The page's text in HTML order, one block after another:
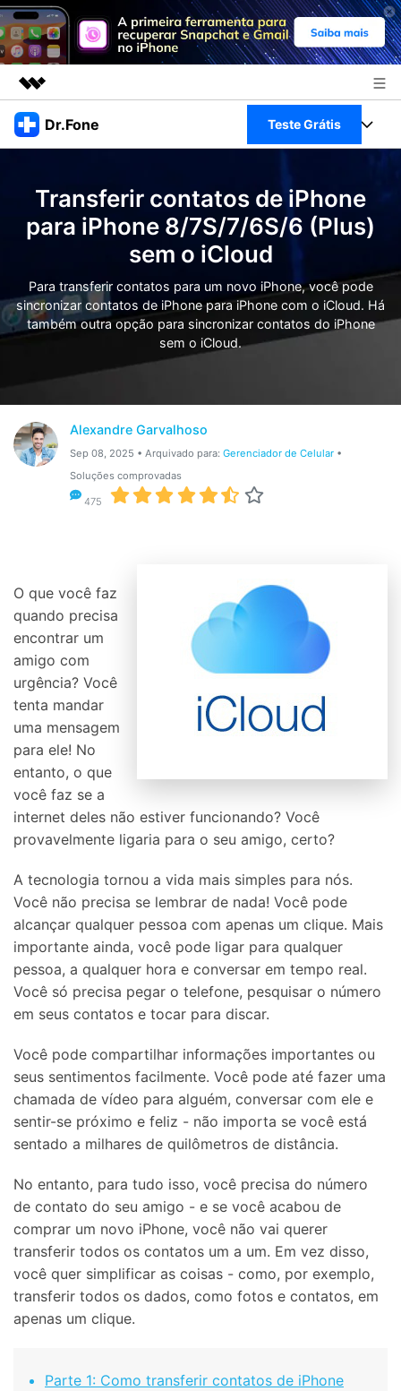
Produtos em destaque
Visão geral
Soluções
Sobre nós
Loja
Dr.Fone Teste Grátis
Veja Toolkit Completo >
Productos
Para Celular
Ver Todos Os Aplicativos
Ações rápidas
Recursos
Transferir Dados
Gerenciador de dados
Reparar Celular
Proteção do celular
Transferir contatos de iPhone
para iPhone 8/7S/7/6S/6 (Plus)
sem o iCloud
Para transferir contatos para um novo iPhone, você pode
sincronizar contatos de iPhone para iPhone com o iCloud. Há
também outra opção para sincronizar contatos do iPhone
sem o iCloud.
Alexandre Garvalhoso
Sep 08, 2025 • Arquivado para: Gerenciador de Celular•
Soluções comprovadas
475
O que você faz
quando precisa
encontrar um
amigo com
urgência? Você
tenta mandar
uma mensagem
para ele! No
entanto, o que
você faz se a
internet deles não estiver funcionando? Você
provavelmente ligaria para o seu amigo, certo?
A tecnologia tornou a vida mais simples para nós.
Você não precisa se lembrar de nada! Você pode
alcançar qualquer pessoa com apenas um clique. Mais
importante ainda, você pode ligar para qualquer
pessoa, a qualquer hora e conversar em tempo real.
Você só precisa pegar o telefone, pesquisar o número
em seus contatos e tocar para discar.
Você pode compartilhar informações importantes ou
seus sentimentos facilmente. Você pode até fazer uma
chamada de vídeo para alguém, conversar com ele e
sentir-se próximo e feliz - não importa se você está
sentado a milhares de quilômetros de distância.
No entanto, para tudo isso, você precisa do número
de contato do seu amigo - e se você acabou de
comprar um novo iPhone, você não vai querer
transferir todos os contatos um a um. Em vez disso,
você quer simplificar as coisas - como, por exemplo,
transferir todos os dados, como fotos e contatos, em
apenas um clique.
Parte 1: Como transferir contatos de iPhone